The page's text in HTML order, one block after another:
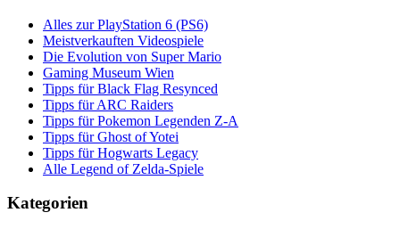
Alles zur PlayStation 6 (PS6)
Meistverkauften Videospiele
Die Evolution von Super Mario
Gaming Museum Wien
Tipps für Black Flag Resynced
Tipps für ARC Raiders
Tipps für Pokemon Legenden Z-A
Tipps für Ghost of Yotei
Tipps für Hogwarts Legacy
Alle Legend of Zelda-Spiele
Kategorien